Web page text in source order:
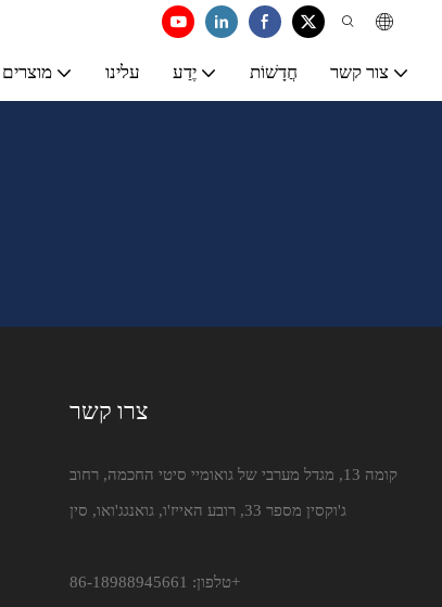
מוצרים עלינו יֶדַע חֲדָשׁוֹת צור קשר
צרו קשר
קומה 13, מגדל מערבי של גואומיי סיטי החכמה, רחוב
ג'וקסין מספר 33, רובע האייז'ו, גואנגג'ואו, סין
טלפון: 86-18988945661+